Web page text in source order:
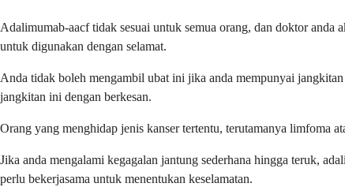
Adalimumab-aacf tidak sesuai untuk semua orang, dan doktor anda
untuk digunakan dengan selamat.
Anda tidak boleh mengambil ubat ini jika anda mempunyai
jangkitan ini dengan berkesan.
Orang yang menghidap jenis kanser tertentu, terutamanya limfoma
Jika anda mengalami kegagalan jantung sederhana hingga teruk,
perlu bekerjasama untuk menentukan keselamatan.